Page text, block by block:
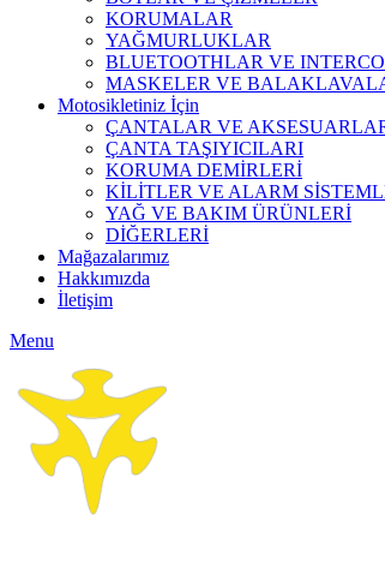
KORUMALAR
YAĞMURLUKLAR
BLUETOOTHLAR VE
MASKELER VE
Motosikletiniz İçin
ÇANTALAR VE
ÇANTA TAŞIYICILARI
KORUMA DEMİRLERİ
KİLİTLER VE ALARM
YAĞ VE BAKIM ÜRÜNLERİ
DİĞERLERİ
Mağazalarımız
Hakkımızda
İletişim
Menu